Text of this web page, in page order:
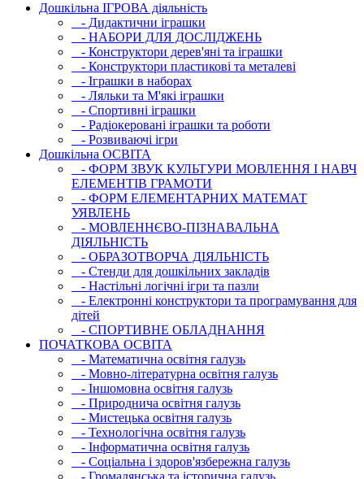
Дошкільна ІГРОВА діяльність
- Дидактични іграшки
- НАБОРИ ДЛЯ ДОСЛІДЖЕНЬ
- Конструктори дерев'яні та іграшки
- Конструктори пластикові та металеві
- Іграшки в наборах
- Ляльки та М'які іграшки
- Спортивні іграшки
- Радіокеровані іграшки та роботи
- Розвиваючі ігри
Дошкільна ОСВIТА
- ФОРМ ЗВУК КУЛЬТУРИ МОВЛЕННЯ І НАВЧ
ЕЛЕМЕНТІВ ГРАМОТИ
- ФОРМ ЕЛЕМЕНТАРНИХ МАТЕМАТ
УЯВЛЕНЬ
- МОВЛЕННЄВО-ПІЗНАВАЛЬНА
ДІЯЛЬНІСТЬ
- ОБРАЗОТВОРЧА ДІЯЛЬНІСТЬ
- Стенди для дошкільних закладів
- Настільні логічні ігри та пазли
- Електронні конструктори та програмування для
дітей
- СПОРТИВНЕ ОБЛАДНАННЯ
ПОЧАТКОВА ОСВIТА
- Математична освітня галузь
- Мовно-літературна освітня галузь
- Iншомовна освітня галузь
- Природнича освітня галузь
- Мистецька освітня галузь
- Технологічна освітня галузь
- Інфopматична освітня галузь
- Соціальна і здоров'язбережна галузь